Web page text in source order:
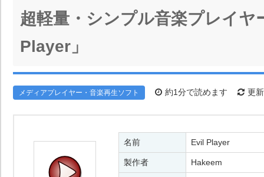
超軽量・シンプル音楽プレイヤ
Player」
メディアプレイヤー・音楽再生ソフト 約1分で読めます 更
名前 Evil Player
製作者 Hakeem